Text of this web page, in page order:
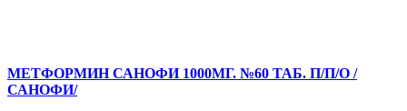
МЕТФОРМИН САНОФИ 1000МГ. №60 ТАБ. П/П/О /
САНОФИ/